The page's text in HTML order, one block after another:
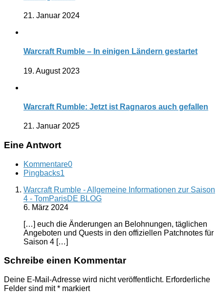
21. Januar 2024
Warcraft Rumble – In einigen Ländern gestartet
19. August 2023
Warcraft Rumble: Jetzt ist Ragnaros auch gefallen
21. Januar 2025
Eine Antwort
Kommentare0
Pingbacks1
Warcraft Rumble - Allgemeine Informationen zur Saison
4 - TomParisDE BLOG
6. März 2024
[…] euch die Änderungen an Belohnungen, täglichen
Angeboten und Quests in den offiziellen Patchnotes für
Saison 4 […]
Schreibe einen Kommentar
Deine E-Mail-Adresse wird nicht veröffentlicht. Erforderliche
Felder sind mit* markiert